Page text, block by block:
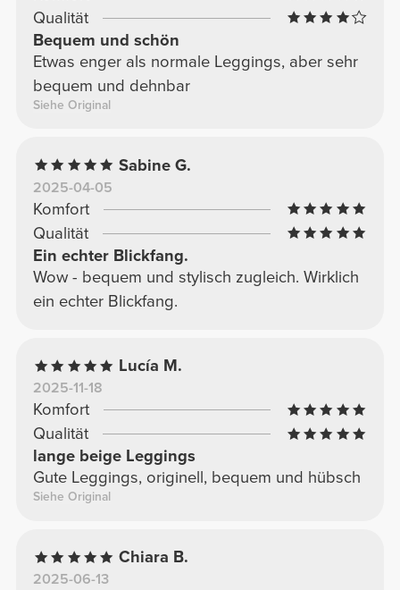
Qualität
Bequem und schön
Etwas enger als normale Leggings, aber sehr
bequem und dehnbar
Siehe Original
Sabine G.
2025-04-05
Komfort
Qualität
Ein echter Blickfang.
Wow - bequem und stylisch zugleich. Wirklich
ein echter Blickfang.
Lucía M.
2025-11-18
Komfort
Qualität
lange beige Leggings
Gute Leggings, originell, bequem und hübsch
Siehe Original
Chiara B.
2025-06-13